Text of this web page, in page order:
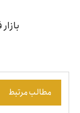
مطالب مرتبط